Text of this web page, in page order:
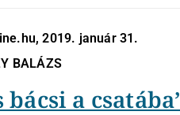
2019. január 31.
BALÁZS
bácsi a csatába’